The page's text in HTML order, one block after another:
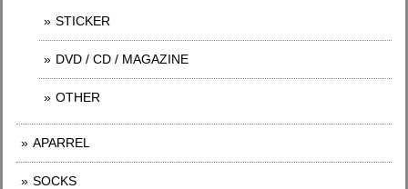
STICKER
DVD / CD / MAGAZINE
OTHER
APARREL
SOCKS